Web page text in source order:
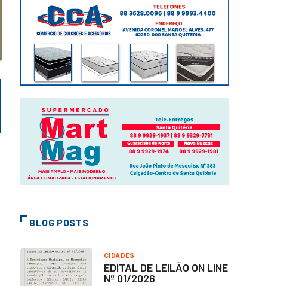
BLOG POSTS
CIDADES
EDITAL DE LEILÃO ON LINE
Nº 01/2026